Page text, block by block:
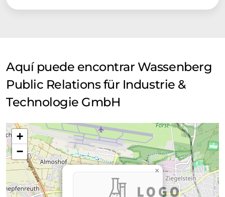
Aquí puede encontrar Wassenberg
Public Relations für Industrie &
Technologie GmbH
×
+
−